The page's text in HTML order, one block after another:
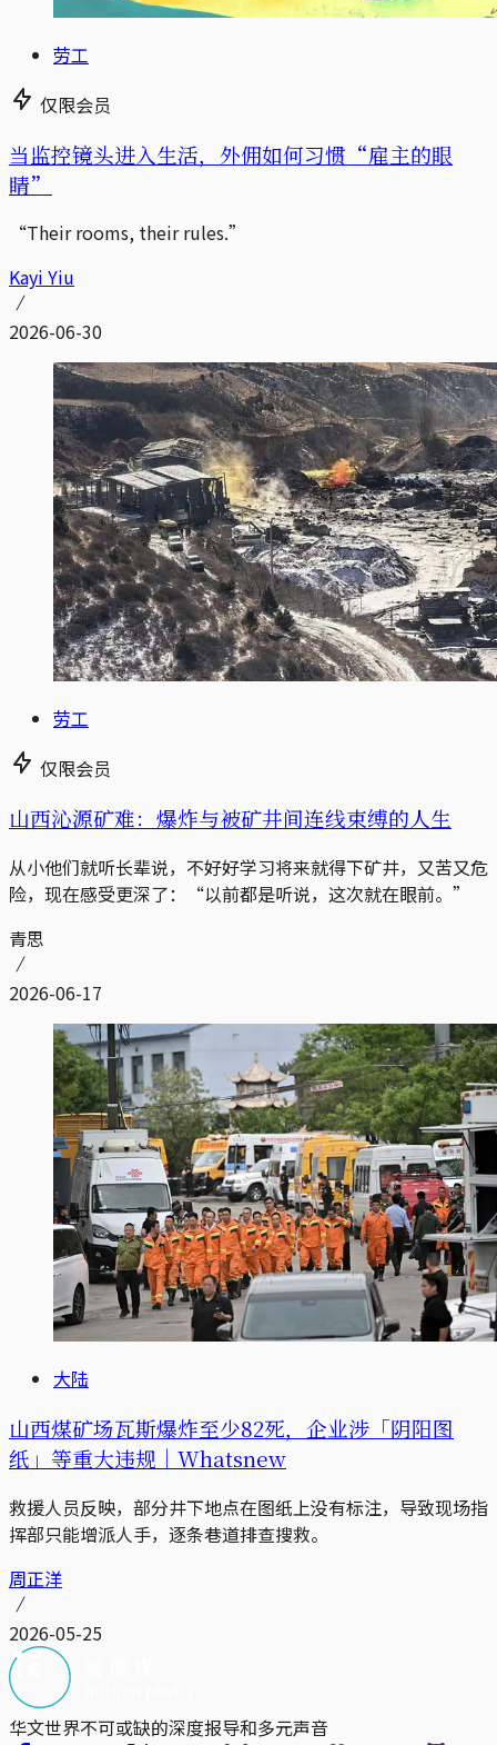
劳工
仅限会员
当监控镜头进入生活，外佣如何习惯“雇主的眼
睛”
“Their rooms, their rules.”
Kayi Yiu
2026-06-30
劳工
仅限会员
山西沁源矿难：爆炸与被矿井间连线束缚的人生
从小他们就听长辈说，不好好学习将来就得下矿井，又苦又危
险，现在感受更深了：“以前都是听说，这次就在眼前。”
青思
2026-06-17
大陆
山西煤矿场瓦斯爆炸至少82死，企业涉「阴阳图
纸」等重大违规｜Whatsnew
救援人员反映，部分井下地点在图纸上没有标注，导致现场指
挥部只能增派人手，逐条巷道排查搜救。
周正洋
2026-05-25
华文世界不可或缺的深度报导和多元声音